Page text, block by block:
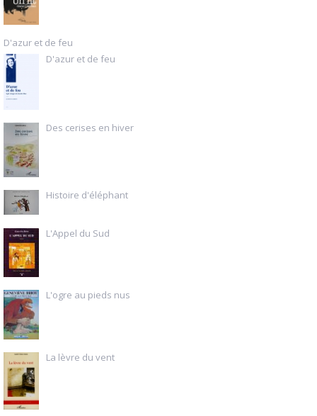
D'azur et de feu
D'azur et de feu
Des cerises en hiver
Histoire d'éléphant
L'Appel du Sud
L'ogre au pieds nus
La lèvre du vent